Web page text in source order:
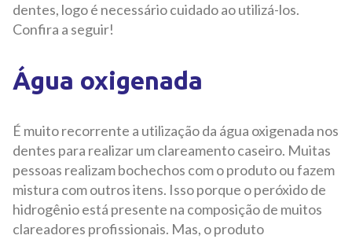
dentes, logo é necessário cuidado ao utilizá-los.
Confira a seguir!
Água oxigenada
É muito recorrente a utilização da água oxigenada nos
dentes para realizar um clareamento caseiro. Muitas
pessoas realizam bochechos com o produto ou fazem
mistura com outros itens. Isso porque o peróxido de
hidrogênio está presente na composição de muitos
clareadores profissionais. Mas, o produto